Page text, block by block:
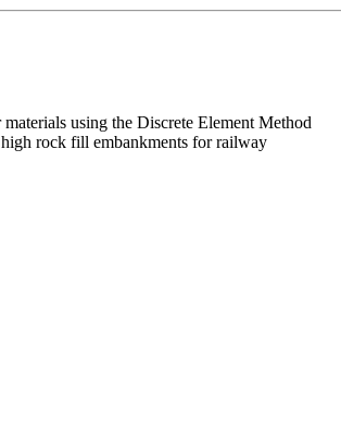
using the Discrete Element Method
rock fill embankments for railway